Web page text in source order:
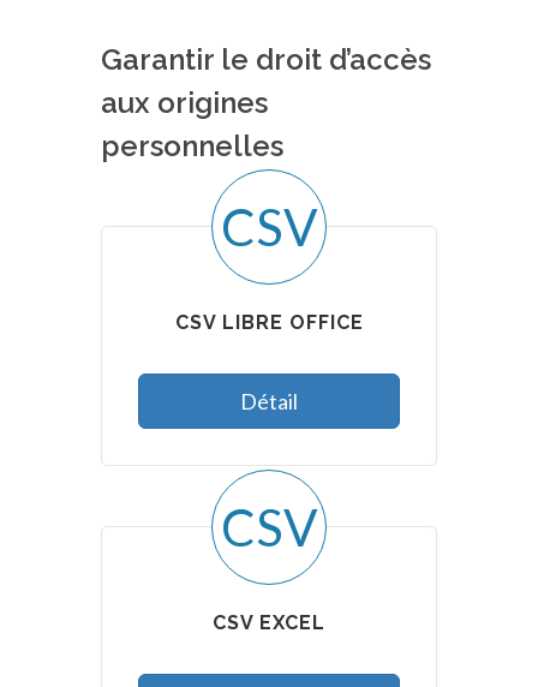
Garantir le droit d’accès
aux origines
personnelles
CSV
CSV LIBRE OFFICE
Détail
CSV
CSV EXCEL